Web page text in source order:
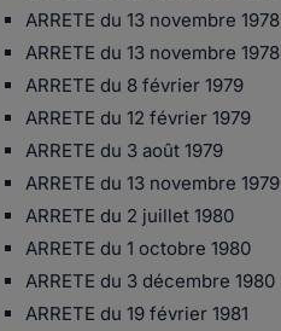
ARRETE du 13 novembre 1978
ARRETE du 13 novembre 1978
ARRETE du 8 février 1979
ARRETE du 12 février 1979
ARRETE du 3 août 1979
ARRETE du 13 novembre 1979
ARRETE du 2 juillet 1980
ARRETE du 1 octobre 1980
ARRETE du 3 décembre 1980
ARRETE du 19 février 1981